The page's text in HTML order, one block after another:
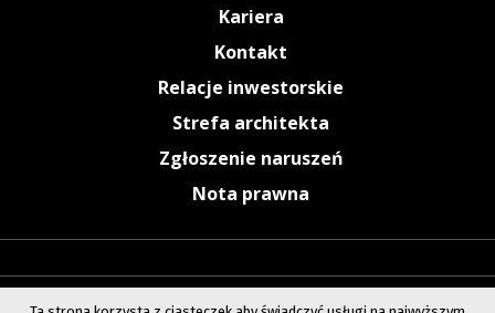
Kariera
Kontakt
Relacje inwestorskie
Strefa architekta
Zgłoszenie naruszeń
Nota prawna